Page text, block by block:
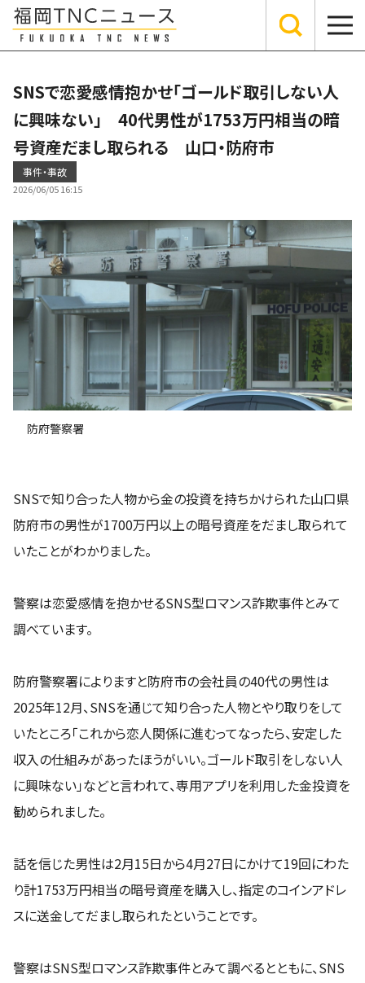
SNSで恋愛感情抱かせ「ゴールド取引しない人
に興味ない」 40代男性が1753万円相当の暗
号資産だまし取られる 山口・防府市
事件・事故
2026/06/05 16:15
防府警察署
SNSで知り合った人物から金の投資を持ちかけられた山口県
防府市の男性が1700万円以上の暗号資産をだまし取られて
いたことがわかりました。
警察は恋愛感情を抱かせるSNS型ロマンス詐欺事件とみて
調べています。
防府警察署によりますと防府市の会社員の40代の男性は
2025年12月、SNSを通じて知り合った人物とやり取りをして
いたところ「これから恋人関係に進むってなったら、安定した
収入の仕組みがあったほうがいい。ゴールド取引をしない人
に興味ない」などと言われて、専用アプリを利用した金投資を
勧められました。
話を信じた男性は2月15日から4月27日にかけて19回にわた
り計1753万円相当の暗号資産を購入し、指定のコインアドレ
スに送金してだまし取られたということです。
警察はSNS型ロマンス詐欺事件とみて調べるとともに、SNS